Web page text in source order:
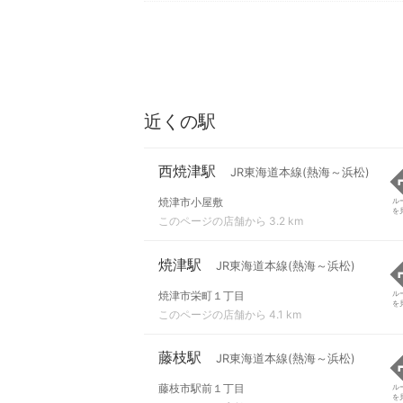
近くの駅
西焼津駅 JR東海道本線(熱海～浜松)
焼津市小屋敷
このページの店舗から 3.2 km
ル
を
焼津駅 JR東海道本線(熱海～浜松)
焼津市栄町１丁目
このページの店舗から 4.1 km
ル
を
藤枝駅 JR東海道本線(熱海～浜松)
藤枝市駅前１丁目
ル
を